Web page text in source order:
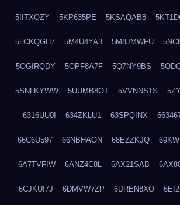
5IITXOZY 5KP635PE 5KSAQAB8
5LCKQGH7 5M4U4YA3 5M8JMWFU
5OGIRQDY 5OPF8A7F 5Q7NY9BS
5SNLKYWW 5UUMB8OT 5VVNNS1S
6316UU0I 634ZKLU1 63SPQINX
66C6U597 66NBHAON 68EZZKJQ
6A7TVFIW 6ANZ4C8L 6AX21SAB
6CJKUI7J 6DMVW7ZP 6DREN8XO